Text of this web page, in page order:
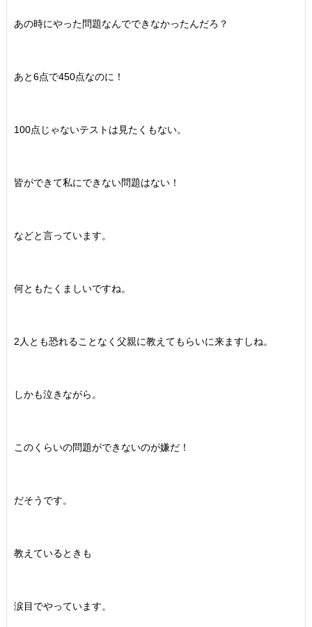
あの時にやった問題なんでできなかったんだろ？
あと6点で450点なのに！
100点じゃないテストは見たくもない。
皆ができて私にできない問題はない！
などと言っています。
何ともたくましいですね。
2人とも恐れることなく父親に教えてもらいに来ますしね。
しかも泣きながら。
このくらいの問題ができないのが嫌だ！
だそうです。
教えているときも
涙目でやっています。